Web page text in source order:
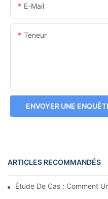
E-Mail
Teneur
ENVOYER UNE
ARTICLES RECOMMANDÉS
Étude De Cas : Comment